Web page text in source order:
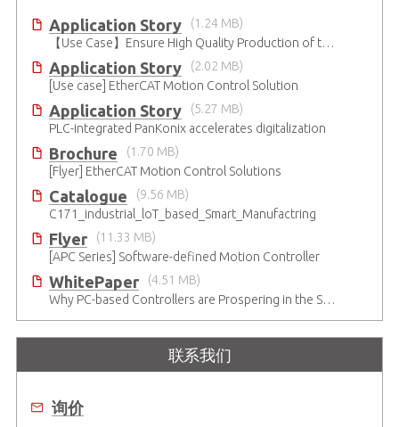
Application Story
(1.24 MB)
【Use Case】Ensure High Quality Production of the EV Battery
Application Story
(2.02 MB)
[Use case] EtherCAT Motion Control Solution
Application Story
(5.27 MB)
PLC-integrated PanKonix accelerates digitalization
Brochure
(1.70 MB)
[Flyer] EtherCAT Motion Control Solutions
Catalogue
(9.56 MB)
C171_industrial_loT_based_Smart_Manufactring
Flyer
(11.33 MB)
[APC Series] Software-defined Motion Controller
WhitePaper
(4.51 MB)
Why PC-based Controllers are Prospering in the Semiconductor Industry
联系我们
询价